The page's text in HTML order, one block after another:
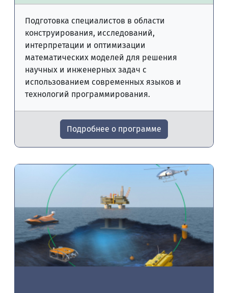
Подготовка специалистов в области
конструирования, исследований,
интерпретации и оптимизации
математических моделей для решения
научных и инженерных задач с
использованием современных языков и
технологий программирования.
Подробнее о программе